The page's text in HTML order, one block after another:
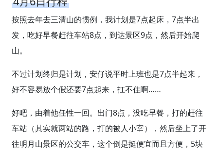
按照去年去三清山的惯例，我计划是7点起床，7点半出
发，吃好早餐赶往车站8点，到达景区9点，然后开始爬
山。
不过计划终归是计划，安仔说平时上班也是7点半起来，
好不容易放个假还要7点起来，扛不住啊……
好吧，由着他任性一回。出门8点，没吃早餐，打的赶往
车站（其实就两站的路，打的被人小宰），然后坐上了开
往明月山景区的公交车，这个倒是挺便宜而且方便，5块